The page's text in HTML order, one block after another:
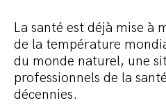
La santé est déjà mise à
de la température
du monde naturel, une
professionnels de la
décennies.